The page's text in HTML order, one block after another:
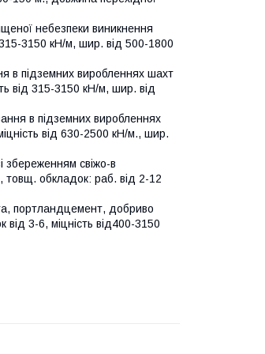
небезпеки виникнення
315-3150 кН/м, шир. від 500-1800
в підземних виробленнях шахт
від 315-3150 кН/м, шир. від
в підземних виробленнях
від 630-2500 кН/м., шир.
збереженням свіжо-в
товщ. обкладок: раб. від 2-12
портландцемент, добриво
3-6, міцність від400-3150